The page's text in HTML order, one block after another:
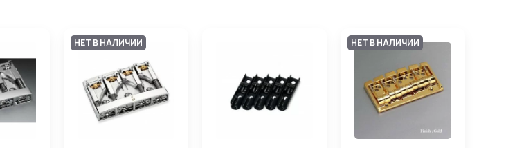
НЕТ В НАЛИЧИИ НЕТ В НАЛИЧИИ